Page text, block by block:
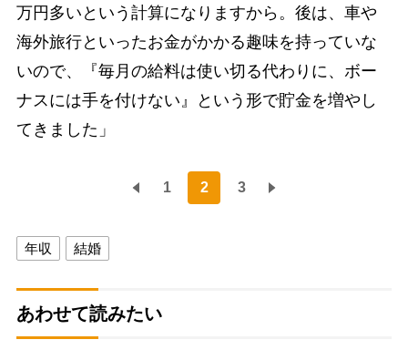
万円多いという計算になりますから。後は、車や
海外旅行といったお金がかかる趣味を持っていな
いので、『毎月の給料は使い切る代わりに、ボー
ナスには手を付けない』という形で貯金を増やし
てきました」
1 2 3
年収 結婚
あわせて読みたい